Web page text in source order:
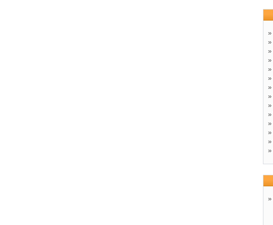
»
»
»
»
»
»
»
»
»
»
»
»
»
»
»